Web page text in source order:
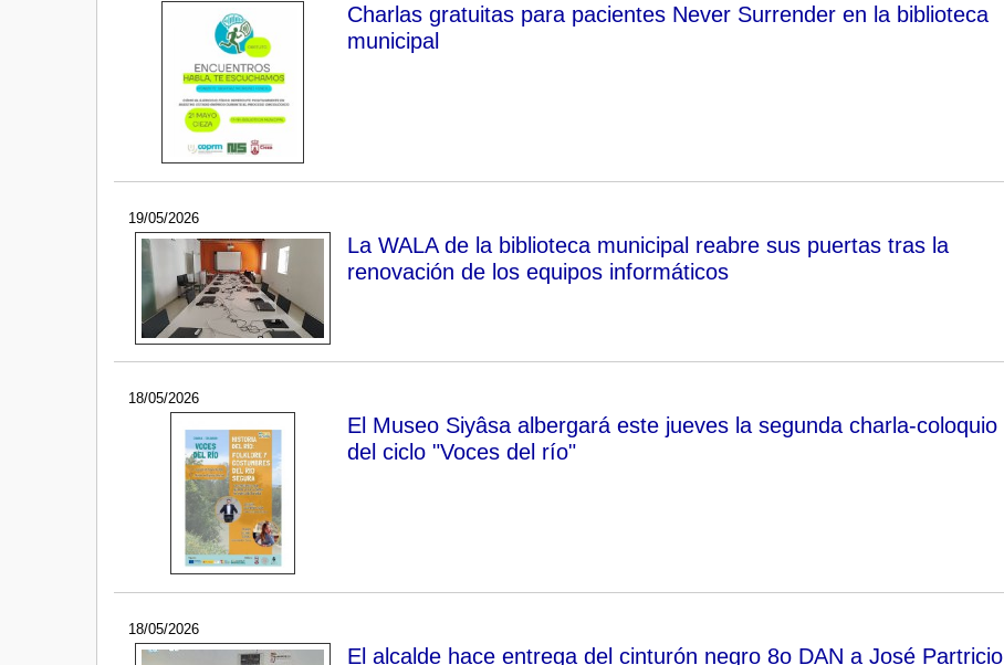
Charlas gratuitas para pacientes Never Surrender en la biblioteca
municipal
19/05/2026
La WALA de la biblioteca municipal reabre sus puertas tras la
renovación de los equipos informáticos
18/05/2026
El Museo Siyâsa albergará este jueves la segunda charla-coloquio
del ciclo "Voces del río"
18/05/2026
El alcalde hace entrega del cinturón negro 8o DAN a José Partricio